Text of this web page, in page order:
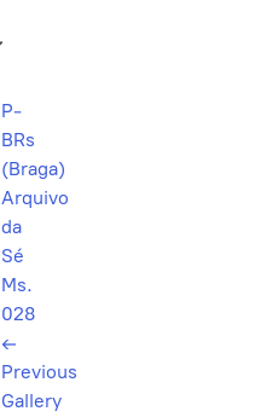
P-
BRs
(Braga)
Arquivo
da
Sé
Ms.
028
←
Previous
Gallery